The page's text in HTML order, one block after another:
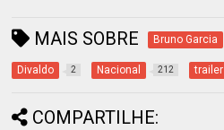
MAIS SOBRE Bruno Garcia
Divaldo 2 Nacional 212 trailer
COMPARTILHE: